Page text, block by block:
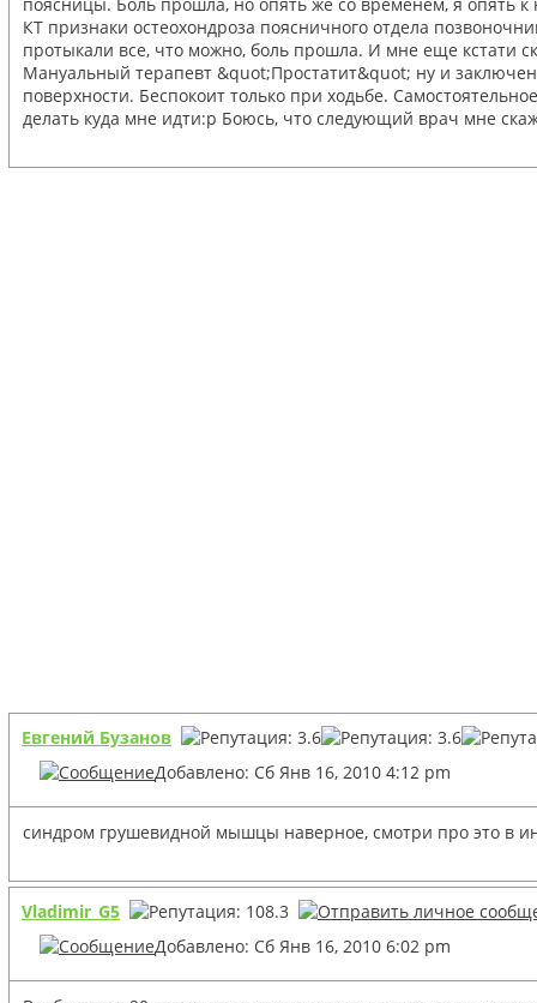
КТ признаки остеохондроза поясничного отдела
протыкали все, что можно, боль прошла. И мне еще кстати
Мануальный терапевт &quot;Простатит&quot; ну и
поверхности. Беспокоит только при ходьбе.
делать куда мне идти:p Боюсь, что следующий врач мне
Евгений Бузанов
Добавлено: Сб Янв 16, 2010 4:12 pm
синдром грушевидной мышцы наверное, смотри про это в
Vladimir_G5
Добавлено: Сб Янв 16, 2010 6:02 pm